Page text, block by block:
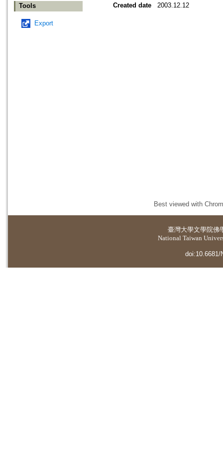
Tools
Export
Created date
2003.12.12
Best viewed with
臺灣大學文學院佛
National Taiwan
doi:10.6681/